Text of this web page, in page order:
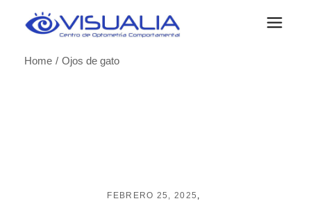
Home
Ojos de gato
FEBRERO 25, 2025